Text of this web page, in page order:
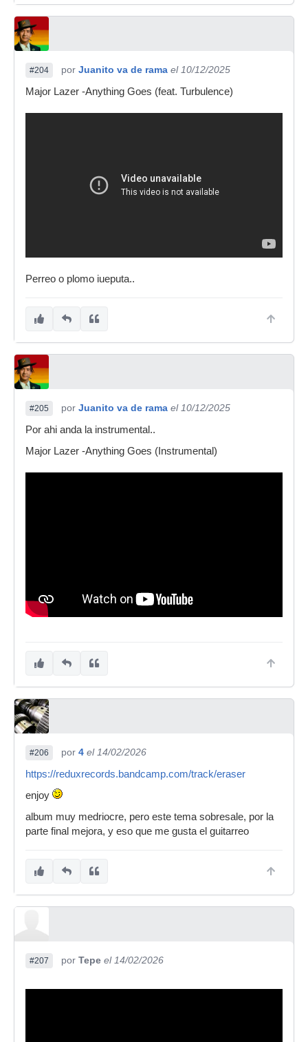
#204 por Juanito va de rama el 10/12/2025
Major Lazer -Anything Goes (feat. Turbulence)
Perreo o plomo iueputa..
#205 por Juanito va de rama el 10/12/2025
Por ahi anda la instrumental..
Major Lazer -Anything Goes (Instrumental)
#206 por 4 el 14/02/2026
https://reduxrecords.bandcamp.com/track/eraser
enjoy
album muy medriocre, pero este tema sobresale, por la
parte final mejora, y eso que me gusta el guitarreo
#207 por Tepe el 14/02/2026